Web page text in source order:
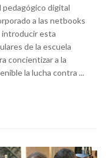
pedagógico digital
a las netbooks
introducir esta
de la escuela
concientizar a la
la lucha contra ...